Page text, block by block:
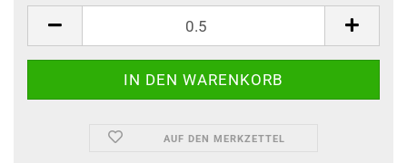
AUF DEN MERKZETTEL